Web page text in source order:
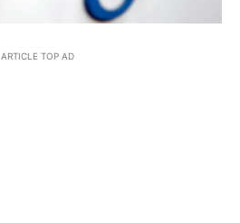
ARTICLE TOP AD